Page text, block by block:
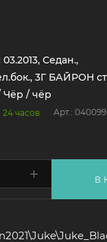
Седан.,
3Г БАЙРОН
Чёр / чёр
24 часов Арт.: 040099
В